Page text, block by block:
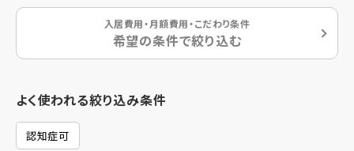
入居費用・月額費用・こだわり条件
希望の条件で絞り込む
よく使われる絞り込み条件
認知症可